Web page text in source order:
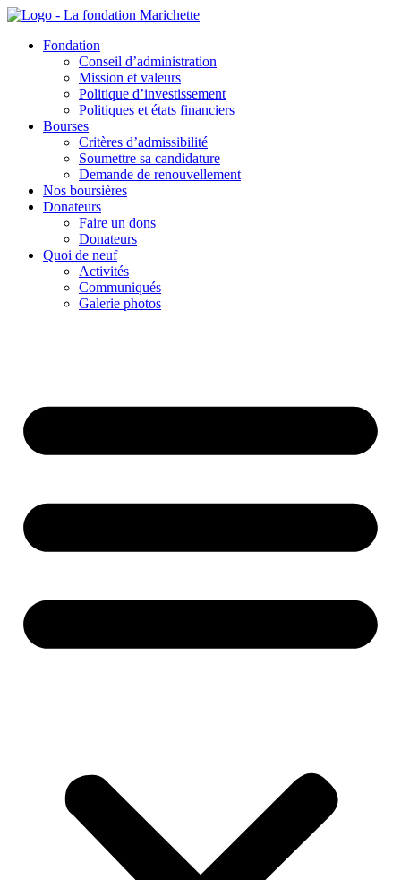
Aller
contenuFondation
Conseil d’administration
Mission et valeurs
Politique d’investissement
Politiques et états financiers
Bourses
Critères d’admissibilité
Soumettre sa candidature
Demande de renouvellement
Nos boursières
Donateurs
Faire un dons
Donateurs
Quoi de neuf
Activités
Communiqués
Galerie photos